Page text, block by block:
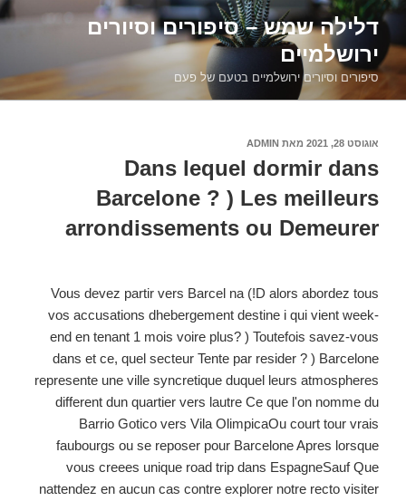
דילוג
לתוכןדלילה שמש – סיפורים וסיורים
ירושלמיים
סיפורים וסיורים ירושלמיים בטעם של פעם
פורסם
אוגוסט 28, 2021 מאת ADMIN
Dans lequel dormir dans
Barcelone ? ) Les meilleurs
arrondissements ou Demeurer
Vous devez partir vers Barcel na (!D alors abordez tous
vos accusations dhebergement destine i qui vient week-
end en tenant 1 mois voire plus? ) Toutefois savez-vous
dans et ce, quel secteur Tente par resider ? ) Barcelone
represente une ville syncretique duquel leurs atmospheres
different dun quartier vers lautre Ce que l'on nomme du
Barrio Gotico vers Vila OlimpicaOu court tour vrais
faubourgs ou se reposer pour Barcelone Apres lorsque
vous creees unique road trip dans EspagneSauf Que
nattendez en aucun cas contre explorer notre recto visiter